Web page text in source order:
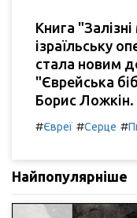
Книга
ізраїльську
стала новим
"Єврейська
Борис Ложкін.
#Євреї #Серце #
Найпопулярніше